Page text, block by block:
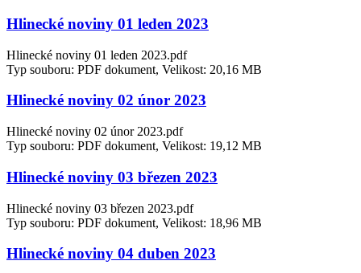
Hlinecké noviny 01 leden 2023
Hlinecké noviny 01 leden 2023.pdf
Typ souboru: PDF dokument, Velikost: 20,16 MB
Hlinecké noviny 02 únor 2023
Hlinecké noviny 02 únor 2023.pdf
Typ souboru: PDF dokument, Velikost: 19,12 MB
Hlinecké noviny 03 březen 2023
Hlinecké noviny 03 březen 2023.pdf
Typ souboru: PDF dokument, Velikost: 18,96 MB
Hlinecké noviny 04 duben 2023